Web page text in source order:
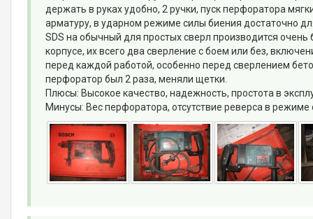
держать в руках удобно, 2 ручки, пуск перфоратора
арматуру, в ударном режиме силы биения достаточно
SDS на обычный для простых сверл производится
корпусе, их всего два сверление с боем или без,
перед каждой работой, особенно перед сверлением
перфоратор был 2 раза, меняли щетки.
Плюсы: Высокое качество, надежность, простота в
Минусы: Вес перфоратора, отсутствие реверса в режиме